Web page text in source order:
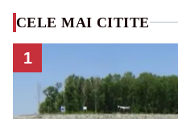
CELE MAI CITITE
1